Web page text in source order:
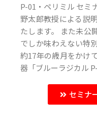
P-01・ペリミル セミ
野太郎教授による説
たします。 また未公
でしか味わえない特
約17年の歳月をかけ
器「ブルーラジカル
セミナ